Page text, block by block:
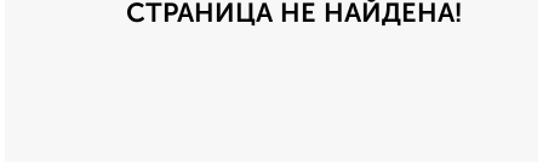
СТРАНИЦА НЕ НАЙДЕНА!